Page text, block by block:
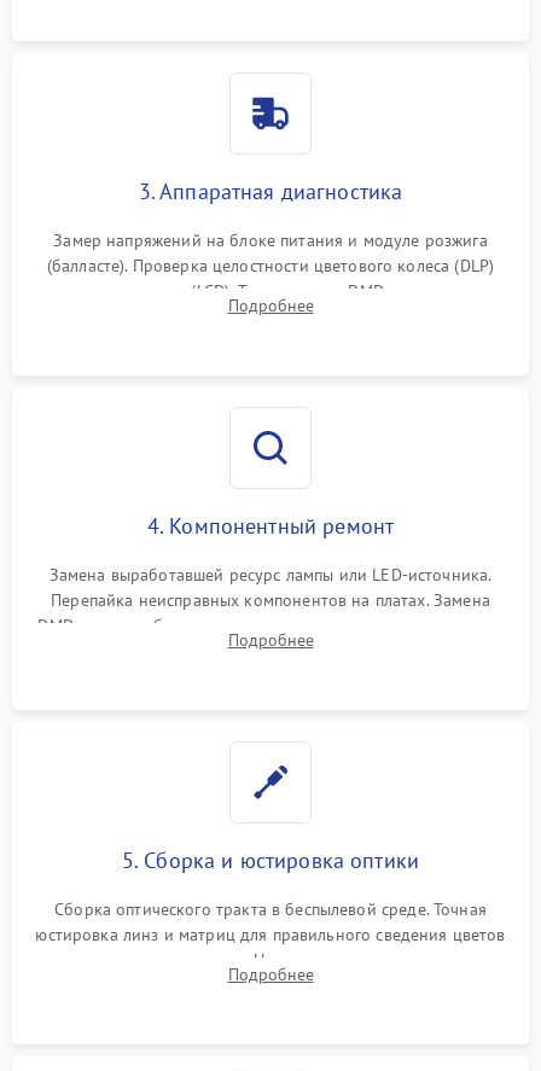
3. Аппаратная диагностика
Замер напряжений на блоке питания и модуле розжига
(балласте). Проверка целостности цветового колеса (DLP)
или поляризаторов (LCD). Тестирование DMD-чипа, датчиков
температуры и оптопар с помощью мультиметра и
Подробнее
4. Компонентный ремонт
Замена выработавшей ресурс лампы или LED-источника.
Перепайка неисправных компонентов на платах. Замена
DMD-чипа при битых пикселях, установка нового цветового
колеса или восстановление сгоревших поляризационных
Подробнее
5. Сборка и юстировка оптики
Сборка оптического тракта в беспылевой среде. Точная
юстировка линз и матриц для правильного сведения цветов
и устранения размытия. Надежное подключение всех
шлейфов, установка датчиков и закрытие корпуса
Подробнее